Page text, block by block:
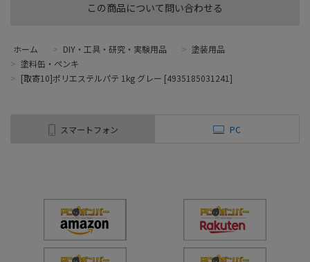
この商品について問い合わせる
ホーム > DIY・工具・研究・実験用品 > 塗装用品
> 塗料缶・ペンキ
> [取寄10]ポリエステルパテ 1kg グレー [4935185031241]
スマートフォン PC